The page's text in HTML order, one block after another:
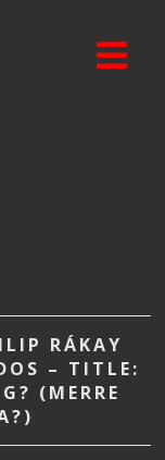
RÁKAY
– TITLE:
(MERRE